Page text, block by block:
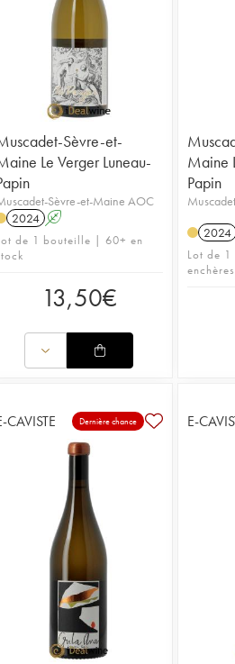
Sèvre-et-
Le Verger Luneau-
Sèvre-et-Maine AOC
2024 A
de 1 bouteille | 60+ en
13,50€
Maine
Papin
2024
Lot de
enchères
CAVISTE Dernière chance E-